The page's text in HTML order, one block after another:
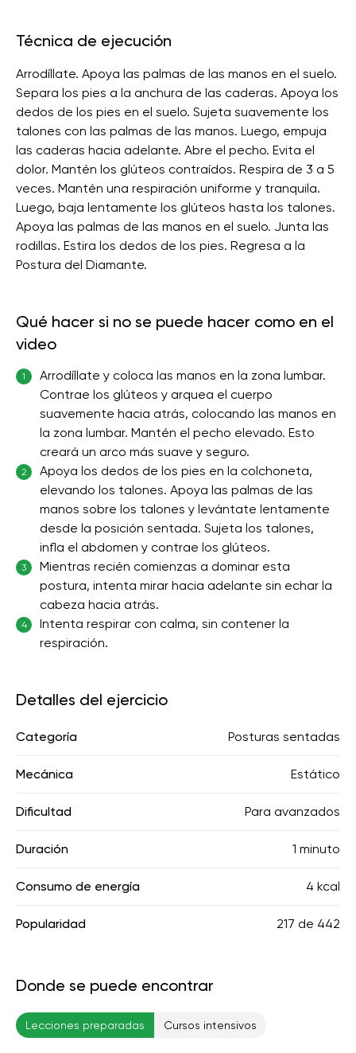
Técnica de ejecución
Arrodíllate. Apoya las palmas de las manos en el suelo.
Separa los pies a la anchura de las caderas. Apoya los
dedos de los pies en el suelo. Sujeta suavemente los
talones con las palmas de las manos. Luego, empuja
las caderas hacia adelante. Abre el pecho. Evita el
dolor. Mantén los glúteos contraídos. Respira de 3 a 5
veces. Mantén una respiración uniforme y tranquila.
Luego, baja lentamente los glúteos hasta los talones.
Apoya las palmas de las manos en el suelo. Junta las
rodillas. Estira los dedos de los pies. Regresa a la
Postura del Diamante.
Qué hacer si no se puede hacer como en el
video
1
Arrodíllate y coloca las manos en la zona lumbar.
Contrae los glúteos y arquea el cuerpo
suavemente hacia atrás, colocando las manos en
la zona lumbar. Mantén el pecho elevado. Esto
creará un arco más suave y seguro.
2
Apoya los dedos de los pies en la colchoneta,
elevando los talones. Apoya las palmas de las
manos sobre los talones y levántate lentamente
desde la posición sentada. Sujeta los talones,
infla el abdomen y contrae los glúteos.
3
Mientras recién comienzas a dominar esta
postura, intenta mirar hacia adelante sin echar la
cabeza hacia atrás.
4
Intenta respirar con calma, sin contener la
respiración.
Detalles del ejercicio
Categoría Posturas sentadas
Mecánica Estático
Dificultad Para avanzados
Duración 1 minuto
Consumo de energía 4 kcal
Popularidad 217 de 442
Donde se puede encontrar
Lecciones preparadas Cursos intensivos